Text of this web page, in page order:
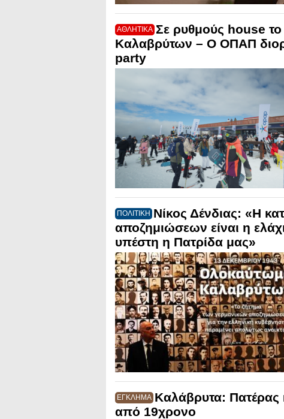
ΑΘΛΗΤΙΚΑ Σε ρυθμούς house
Καλαβρύτων – O ΟΠΑΠ
party
ΠΟΛΙΤΙΚΗ Νίκος Δένδιας: «Η
αποζημιώσεων είναι η
υπέστη η Πατρίδα μας»
ΕΓΚΛΗΜΑ Καλάβρυτα: Πατέρας
από 19χρονο